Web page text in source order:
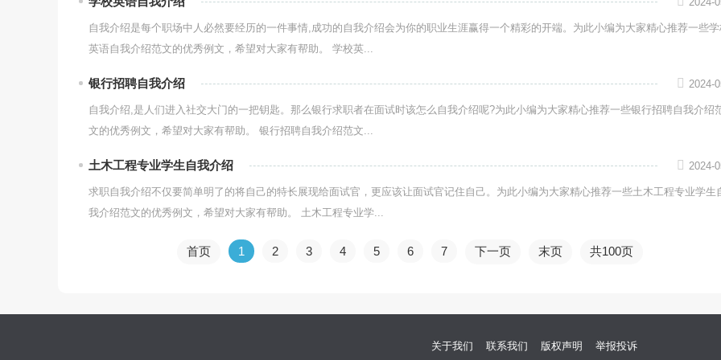
自我介绍是每个职场中人必然要经历的一件事情,成功的自我介绍会为你的职业生涯赢得一个精彩的开端。为此小编为大家精心推荐一些学
英语自我介绍范文的优秀例文，希望对大家有帮助。 学校英...
银行招聘自我介绍
自我介绍,是人们进入社交大门的一把钥匙。那么银行求职者在面试时该怎么自我介绍呢?为此小编为大家精心推荐一些银行招聘自我介绍
文的优秀例文，希望对大家有帮助。 银行招聘自我介绍范文...
2024-
土木工程专业学生自我介绍
求职自我介绍不仅要简单明了的将自己的特长展现给面试官，更应该让面试官记住自己。为此小编为大家精心推荐一些土木工程专业学生
我介绍范文的优秀例文，希望对大家有帮助。 土木工程专业学...
2024-
首页 1 2 3 4 5 6 7 下一页 末页 共100页
关于我们 联系我们 版权声明 举报投诉